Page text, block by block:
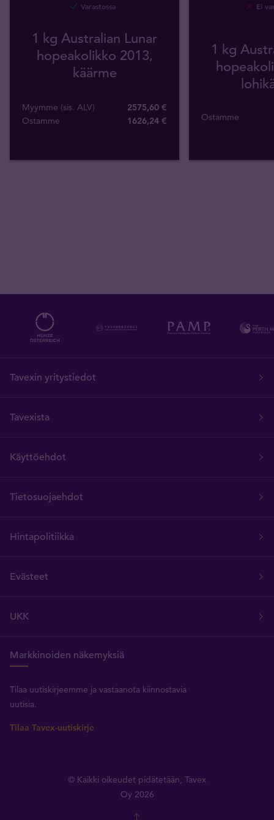
Varastossa
1 kg Australian Lunar
hopeakolikko 2013,
käärme
Myymme (sis. ALV)
2575,60 €
Ostamme
1626,24 €
Ei
1 kg
Ostamme
Tavexin yritystiedot
Tavexista
Käyttöehdot
Tietosuojaehdot
Hintapolitiikka
Evästeet
UKK
Markkinoiden näkemyksiä
Tilaa uutiskirjeemme ja vastaanota kiinnostavia
uutisia.
Tilaa Tavex-uutiskirje
© Kaikki oikeudet pidätetään, Tavex
Oy 2026